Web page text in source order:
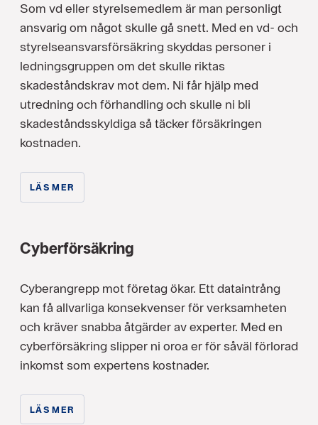
Som vd eller styrelsemedlem är man personligt
ansvarig om något skulle gå snett. Med en vd- och
styrelseansvarsförsäkring skyddas personer i
ledningsgruppen om det skulle riktas
skadeståndskrav mot dem. Ni får hjälp med
utredning och förhandling och skulle ni bli
skadeståndsskyldiga så täcker försäkringen
kostnaden.
LÄS MER
Cyberförsäkring
Cyberangrepp mot företag ökar. Ett dataintrång
kan få allvarliga konsekvenser för verksamheten
och kräver snabba åtgärder av experter. Med en
cyberförsäkring slipper ni oroa er för såväl förlorad
inkomst som expertens kostnader.
LÄS MER